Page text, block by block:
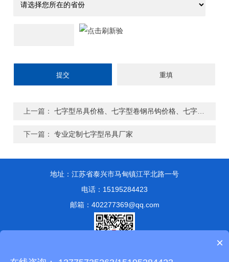
上一篇：七字型吊具价格、七字型卷钢吊钩价格、七字型吊钩价格
下一篇：专业定制七字型吊具厂家
地址：江苏省泰兴市马甸镇江平北路一号
电话：15195284423
邮箱：402277369@qq.com